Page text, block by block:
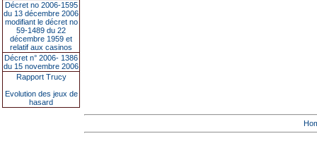
Décret no 2006-1595
du 13 décembre 2006
modifiant le décret no
59-1489 du 22
décembre 1959 et
relatif aux casinos
Décret n° 2006- 1386
du 15 novembre 2006
Rapport Trucy
Evolution des jeux de
hasard